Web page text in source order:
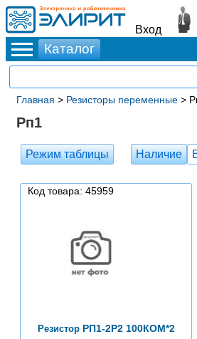
Вход
Главная > Резисторы переменные >
Рп1
Режим таблицы Наличие
Код товара: 45959
РезисторРП1-2Р2 100КОМ*2